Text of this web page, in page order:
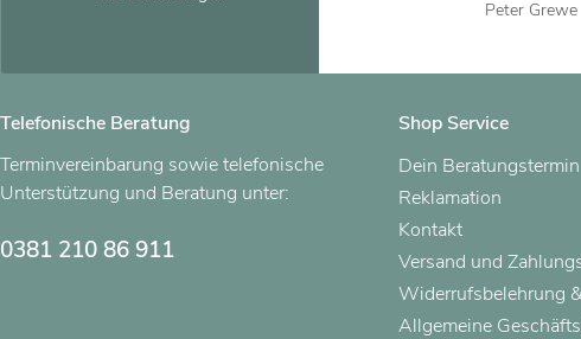
Peter Grewe
Telefonische Beratung
Terminvereinbarung sowie telefonische
Unterstützung und Beratung unter:
0381 210 86 911
Shop Service
Dein Beratungstermin
Reklamation
Kontakt
Versand und
Widerrufsbelehrung
Allgemeine